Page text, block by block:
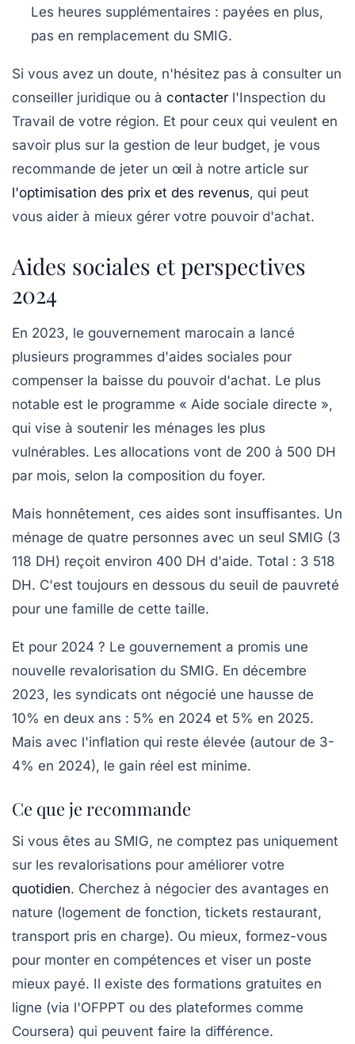
Les heures supplémentaires : payées en plus,
pas en remplacement du SMIG.
Si vous avez un doute, n'hésitez pas à consulter un
conseiller juridique ou à contacter l'Inspection du
Travail de votre région. Et pour ceux qui veulent en
savoir plus sur la gestion de leur budget, je vous
recommande de jeter un œil à notre article sur
l'optimisation des prix et des revenus, qui peut
vous aider à mieux gérer votre pouvoir d'achat.
Aides sociales et perspectives
2024
En 2023, le gouvernement marocain a lancé
plusieurs programmes d'aides sociales pour
compenser la baisse du pouvoir d'achat. Le plus
notable est le programme « Aide sociale directe »,
qui vise à soutenir les ménages les plus
vulnérables. Les allocations vont de 200 à 500 DH
par mois, selon la composition du foyer.
Mais honnêtement, ces aides sont insuffisantes. Un
ménage de quatre personnes avec un seul SMIG (3
118 DH) reçoit environ 400 DH d'aide. Total : 3 518
DH. C'est toujours en dessous du seuil de pauvreté
pour une famille de cette taille.
Et pour 2024 ? Le gouvernement a promis une
nouvelle revalorisation du SMIG. En décembre
2023, les syndicats ont négocié une hausse de
10% en deux ans : 5% en 2024 et 5% en 2025.
Mais avec l'inflation qui reste élevée (autour de 3-
4% en 2024), le gain réel est minime.
Ce que je recommande
Si vous êtes au SMIG, ne comptez pas uniquement
sur les revalorisations pour améliorer votre
quotidien. Cherchez à négocier des avantages en
nature (logement de fonction, tickets restaurant,
transport pris en charge). Ou mieux, formez-vous
pour monter en compétences et viser un poste
mieux payé. Il existe des formations gratuites en
ligne (via l'OFPPT ou des plateformes comme
Coursera) qui peuvent faire la différence.